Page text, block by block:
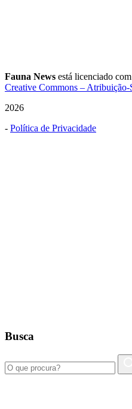
Fauna News está licenciado
Creative Commons –
2026
- Política de Privacidade
Busca